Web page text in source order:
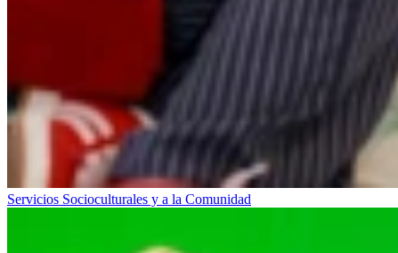
Servicios Socioculturales y a la Comunidad